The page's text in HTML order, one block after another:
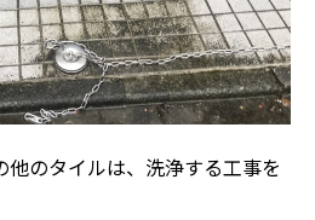
のタイルは、洗浄する工事を